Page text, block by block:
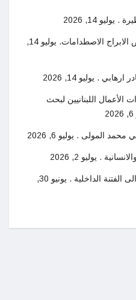
. يوليو 14, 2026
الاصطدامات.
يوليو 14,
ارهابي . يوليو 14, 2026
الأعمال اللبنانيين لبحث
محمد المولى . يوليو 6, 2026
. يوليو 2, 2026
الفتنة الداخلية .
يونيو 30,